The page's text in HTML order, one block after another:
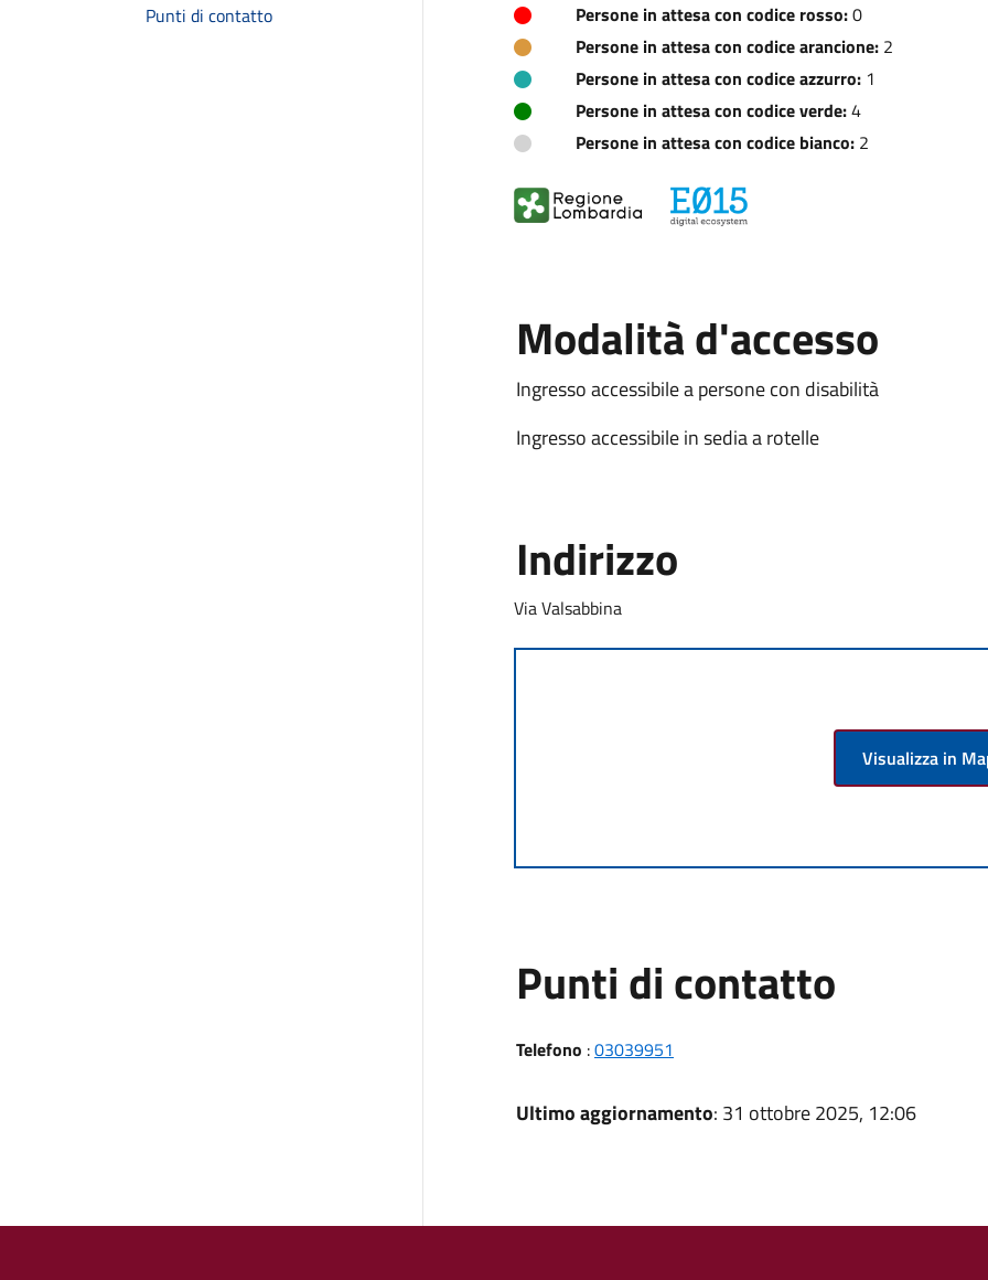
Punti di contatto
Persone in attesa con codice rosso:0
Persone in attesa con codice arancione:2
Persone in attesa con codice azzurro:1
Persone in attesa con codice verde:4
Persone in attesa con codice bianco:2
Modalità d'accesso
Ingresso accessibile a persone con disabilità
Ingresso accessibile in sedia a rotelle
Indirizzo
Via Valsabbina
Visualizza in
Punti di contatto
Telefono :03039951
Ultimo aggiornamento: 31 ottobre 2025, 12:06